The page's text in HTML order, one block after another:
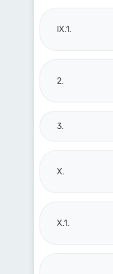
IX.1.
2.
3.
X.
X.1.